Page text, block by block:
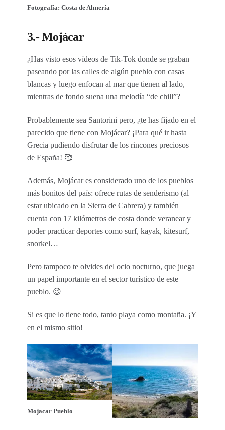
Fotografía: Costa de Almería
3.- Mojácar
¿Has visto esos vídeos de Tik-Tok donde se graban
paseando por las calles de algún pueblo con casas
blancas y luego enfocan al mar que tienen al lado,
mientras de fondo suena una melodía “de chill”?
Probablemente sea Santorini pero, ¿te has fijado en el
parecido que tiene con Mojácar? ¡Para qué ir hasta
Grecia pudiendo disfrutar de los rincones preciosos
de España! 🥰
Además, Mojácar es considerado uno de los pueblos
más bonitos del país: ofrece rutas de senderismo (al
estar ubicado en la Sierra de Cabrera) y también
cuenta con 17 kilómetros de costa donde veranear y
poder practicar deportes como surf, kayak, kitesurf,
snorkel…
Pero tampoco te olvides del ocio nocturno, que juega
un papel importante en el sector turístico de este
pueblo. 😉
Si es que lo tiene todo, tanto playa como montaña. ¡Y
en el mismo sitio!
Mojacar Pueblo